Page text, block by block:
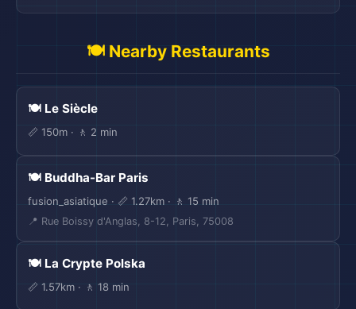
🍽️ Nearby Restaurants
🍽️ Le Siècle
📏 150m · 🚶 2 min
🍽️ Buddha-Bar Paris
fusion_asiatique · 📏 1.27km · 🚶 15 min
📍 Rue Boissy d'Anglas, 8-12, Paris, 75008
🍽️ La Crypte Polska
📏 1.57km · 🚶 18 min